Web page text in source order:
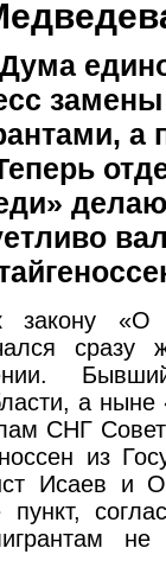
замены
а
закону «О
сразу
а
СНГ
из
Исаев и
пункт,
не